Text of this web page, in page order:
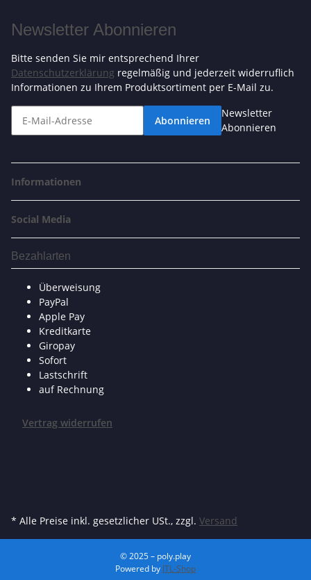
Newsletter Abonnieren
Bitte senden Sie mir entsprechend Ihrer
Datenschutzerklärung regelmäßig und jederzeit widerruflich
Informationen zu Ihrem Produktsortiment per E-Mail zu.
Abonnieren
Newsletter
Abonnieren
Informationen
Social Media
Bezahlarten
Überweisung
PayPal
Apple Pay
Kreditkarte
Giropay
Sofort
Lastschrift
auf Rechnung
Vertrag widerrufen
* Alle Preise inkl. gesetzlicher USt., zzgl. Versand
© 2025 – poly.play
Powered by JTL-Shop